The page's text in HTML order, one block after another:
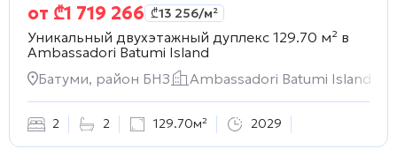
от ₾1 719 266 ₾13 256/м²
Уникальный двухэтажный дуплекс 129.70 м² в
Ambassadori Batumi Island
Батуми, район БНЗ
Ambassadori Batumi Island
2 2 129.70м² 2029